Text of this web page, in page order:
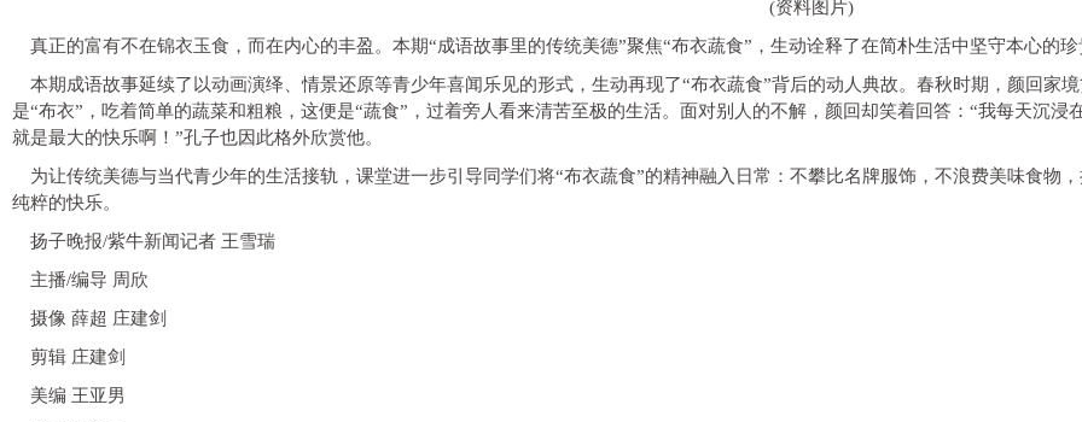
(资料图片)
真正的富有不在锦衣玉食，而在内心的丰盈。本期“成语故事里的传统美德”聚焦“布衣蔬食”，生动诠释了在简朴生活中坚守本心的
本期成语故事延续了以动画演绎、情景还原等青少年喜闻乐见的形式，生动再现了“布衣蔬食”背后的动人典故。春秋时期，颜回家
是“布衣”，吃着简单的蔬菜和粗粮，这便是“蔬食”，过着旁人看来清苦至极的生活。面对别人的不解，颜回却笑着回答：“我每天沉
就是最大的快乐啊！”孔子也因此格外欣赏他。
为让传统美德与当代青少年的生活接轨，课堂进一步引导同学们将“布衣蔬食”的精神融入日常：不攀比名牌服饰，不浪费美味食物
纯粹的快乐。
扬子晚报/紫牛新闻记者 王雪瑞
主播/编导 周欣
摄像 薛超 庄建剑
剪辑 庄建剑
美编 王亚男